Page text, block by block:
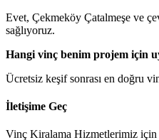
Evet, Çekmeköy Çatalmeşe ve
sağlıyoruz.
Hangi vinç benim projem için
Ücretsiz keşif sonrası en doğru
İletişime Geç
Vinç Kiralama Hizmetlerimiz